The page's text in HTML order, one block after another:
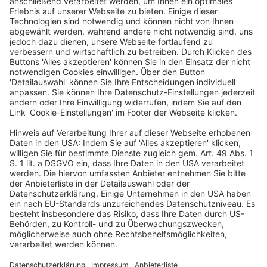
Am 23.8.2023 hat der EFRAG Sustainability Reporting
Board (EFRAG SRB) den ersten öffentlichen
Arbeitsstand der Implementation Guidance zu den
European Sustainability Reporting (ESRS) Standards
erörtert.
Hierzu wurden dem SRB die entsprechenden
Arbeitspapiere vorgelegt, welche zum einen die
Wesentlichkeitsanalyse (Implementation guidance on
materiality assessment, MAIG) und zum anderen den
guidance on value chain, VCIG) in die
nachhaltigkeitsbezogenen Angaben behandeln. Die
Unterlagen wurden vor der Sitzung auf derWebseite
der EFRAGveröffentlicht.
Zu Beginn der Sitzung wurde betont, dass es sich
hierbei um Diskussionsgrundlagen handele, die in
keiner Weise als endgültig anzusehen seien. Die SRB-
Mitglieder hatten sowohl inhaltliche als auch
prozessuale Anmerkungen und wurden gebeten, im